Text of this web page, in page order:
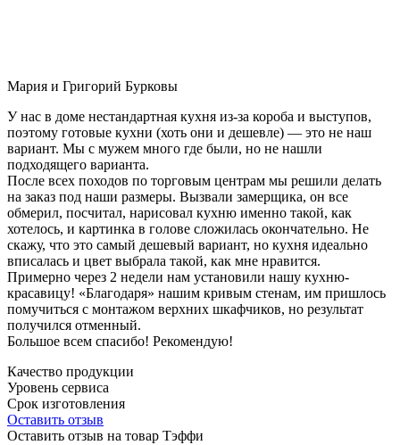
Мария и Григорий Бурковы
У нас в доме нестандартная кухня из-за короба и выступов,
поэтому готовые кухни (хоть они и дешевле) — это не наш
вариант. Мы с мужем много где были, но не нашли
подходящего варианта.
После всех походов по торговым центрам мы решили делать
на заказ под наши размеры. Вызвали замерщика, он все
обмерил, посчитал, нарисовал кухню именно такой, как
хотелось, и картинка в голове сложилась окончательно. Не
скажу, что это самый дешевый вариант, но кухня идеально
вписалась и цвет выбрала такой, как мне нравится.
Примерно через 2 недели нам установили нашу кухню-
красавицу! «Благодаря» нашим кривым стенам, им пришлось
помучиться с монтажом верхних шкафчиков, но результат
получился отменный.
Большое всем спасибо! Рекомендую!
Качество продукции
Уровень сервиса
Срок изготовления
Оставить отзыв
Оставить отзыв на товар Тэффи